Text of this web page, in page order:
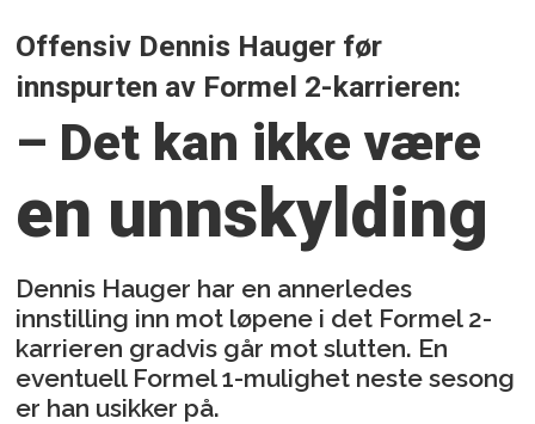
Offensiv Dennis Hauger før
innspurten av Formel 2-karrieren:
– Det kan ikke være
en unnskylding
Dennis Hauger har en annerledes
innstilling inn mot løpene i det Formel 2-
karrieren gradvis går mot slutten. En
eventuell Formel 1-mulighet neste sesong
er han usikker på.